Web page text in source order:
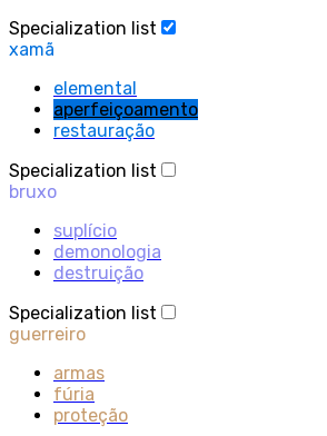
Specialization list
xamã
elemental
aperfeiçoamento
restauração
Specialization list
bruxo
suplício
demonologia
destruição
Specialization list
guerreiro
armas
fúria
proteção